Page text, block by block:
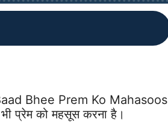
Bhee Prem Ko Mahasoos
प्रेम को महसूस करना है।